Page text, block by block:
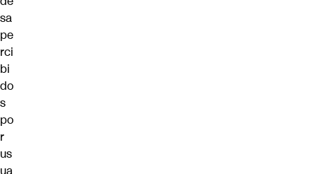
sa
pe
rci
bi
do
s
po
r
us
ua